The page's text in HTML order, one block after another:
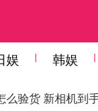
娱 韩娱
么验货 新相机到